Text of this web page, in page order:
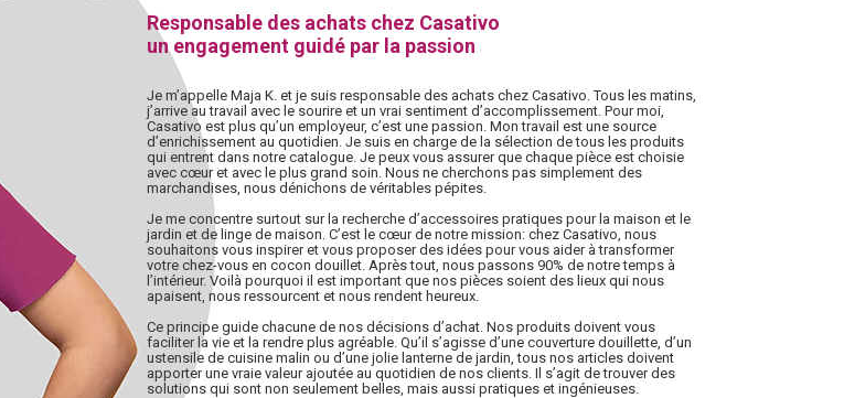
Responsable des achats chez Casativo
un engagement guidé par la passion
Je m’appelle Maja K. et je suis responsable des achats chez Casativo. Tous les matins,
j’arrive au travail avec le sourire et un vrai sentiment d’accomplissement. Pour moi,
Casativo est plus qu’un employeur, c’est une passion. Mon travail est une source
d’enrichissement au quotidien. Je suis en charge de la sélection de tous les produits
qui entrent dans notre catalogue. Je peux vous assurer que chaque pièce est choisie
avec cœur et avec le plus grand soin. Nous ne cherchons pas simplement des
marchandises, nous dénichons de véritables pépites.
Je me concentre surtout sur la recherche d’accessoires pratiques pour la maison et le
jardin et de linge de maison. C’est le cœur de notre mission: chez Casativo, nous
souhaitons vous inspirer et vous proposer des idées pour vous aider à transformer
votre chez-vous en cocon douillet. Après tout, nous passons 90% de notre temps à
l’intérieur. Voilà pourquoi il est important que nos pièces soient des lieux qui nous
apaisent, nous ressourcent et nous rendent heureux.
Ce principe guide chacune de nos décisions d’achat. Nos produits doivent vous
faciliter la vie et la rendre plus agréable. Qu’il s’agisse d’une couverture douillette, d’un
ustensile de cuisine malin ou d’une jolie lanterne de jardin, tous nos articles doivent
apporter une vraie valeur ajoutée au quotidien de nos clients. Il s’agit de trouver des
solutions qui sont non seulement belles, mais aussi pratiques et ingénieuses.